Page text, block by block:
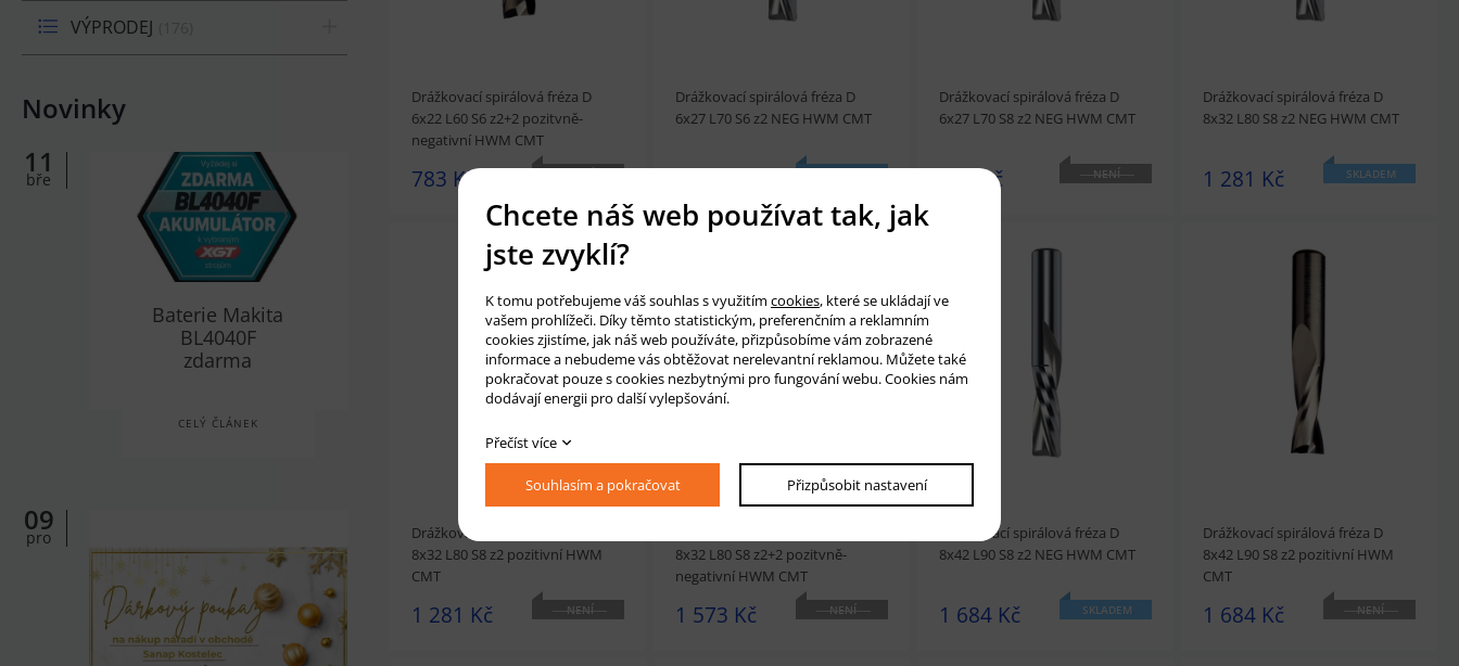
VÝPRODEJ
Novinky
11
bře
Baterie Makita
BL4040F
zdarma
CELÝ ČLÁNEK
09
pro
Drážkovací spirálová fréza D
6x22 L60 S6 z2+2 pozitvně-
negativní HWM CMT
783 Kč
prohlédnoutPřidat do košíku
Drážkovací spirálová fréza D
6x27 L70 S6 z2 NEG HWM CMT
prohlédnoutPřidat do košíku
Drážkovací spirálová fréza D
6x27 L70 S8 z2 NEG HWM CMT
917 Kč
NENÍ
prohlédnout
Drážkovací spirálová fréza D
8x32 L80 S8 z2 NEG HWM CMT
1 281 Kč SKLADEM
Přidat do košíku
Drážkovací spirálová fréza D
8x32 L80 S8 z2 pozitivní HWM
CMT
1 281 Kč
NENÍ
8x32 L80 S8 z2+2 pozitvně-
negativní HWM CMT
1 573 Kč
NENÍ
Drážkovací spirálová fréza D
8x42 L90 S8 z2 NEG HWM CMT
1 684 Kč SKLADEM
Drážkovací spirálová fréza D
8x42 L90 S8 z2 pozitivní HWM
CMT
1 684 Kč
NENÍ
Chcete náš web používat tak, jak
jste zvyklí?
K tomu potřebujeme váš souhlas s využitím cookies, které se ukládají ve
vašem prohlížeči. Díky těmto statistickým, preferenčním a reklamním
cookies zjistíme, jak náš web používáte, přizpůsobíme vám zobrazené
informace a nebudeme vás obtěžovat nerelevantní reklamou. Můžete také
pokračovat pouze s cookies nezbytnými pro fungování webu. Cookies nám
dodávají energii pro další vylepšování.
Přečíst více
Souhlasím a pokračovat Přizpůsobit nastavení